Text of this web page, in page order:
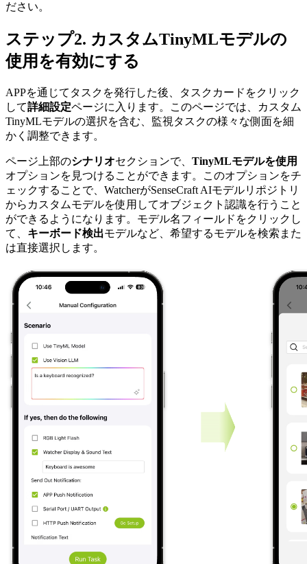
ださい。
ステップ2. カスタムTinyMLモデルの
使用を有効にする
APPを通じてタスクを発行した後、タスクカードをクリック
して詳細設定ページに入ります。このページでは、カスタム
TinyMLモデルの選択を含む、監視タスクの様々な側面を細
かく調整できます。
ページ上部のシナリオセクションで、 TinyMLモデルを使用
オプションを見つけることができます。このオプションをチ
ェックすることで、WatcherがSenseCraft AIモデルリポジトリ
からカスタムモデルを使用してオブジェクト認識を行うこと
ができるようになります。モデル名フィールドをクリックし
て、 キーボード検出モデルなど、希望するモデルを検索また
は直接選択します。